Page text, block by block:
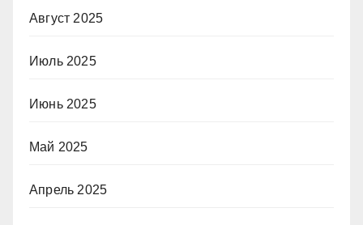
Август 2025
Июль 2025
Июнь 2025
Май 2025
Апрель 2025